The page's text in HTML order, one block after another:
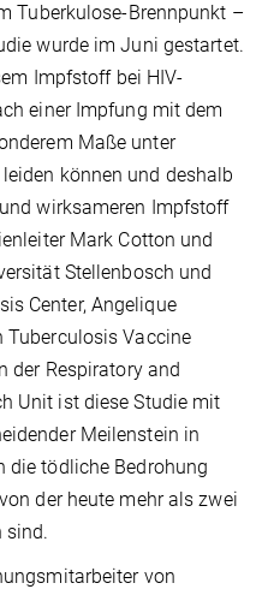
Tuberkulose-Brennpunkt –
wurde im Juni gestartet.
Impfstoff bei HIV-
einer Impfung mit dem
Maße unter
können und deshalb
wirksameren Impfstoff
Mark Cotton und
Stellenbosch und
Center, Angelique
Tuberculosis Vaccine
der Respiratory and
Unit ist diese Studie mit
Meilenstein in
die tödliche Bedrohung
der heute mehr als zwei
sind.
von